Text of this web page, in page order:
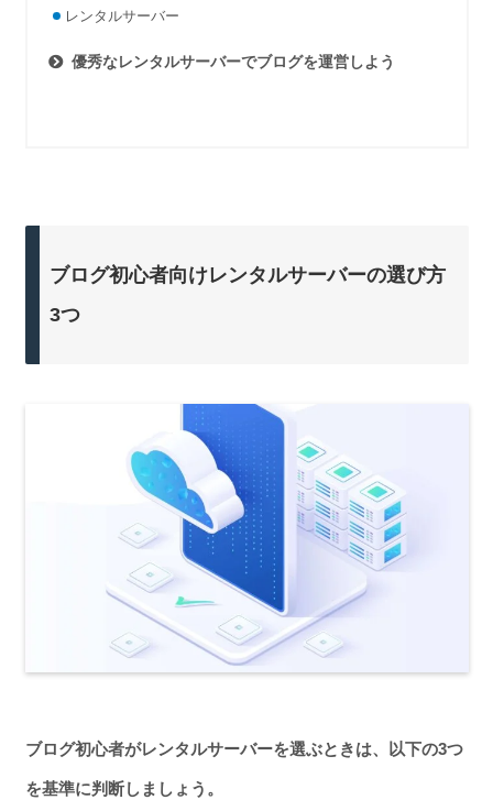
レンタルサーバー
優秀なレンタルサーバーでブログを運営しよう
ブログ初心者向けレンタルサーバーの選び方
3つ
ブログ初心者がレンタルサーバーを選ぶときは、以下の3つ
を基準に判断しましょう。